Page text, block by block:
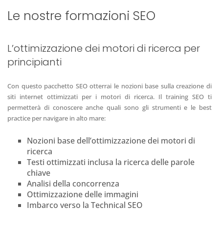
Le nostre formazioni SEO
L’ottimizzazione dei motori di ricerca per
principianti
Con questo pacchetto SEO otterrai le nozioni base sulla creazione di
siti internet ottimizzati per i motori di ricerca. Il training SEO ti
permetterà di conoscere anche quali sono gli strumenti e le best
practice per navigare in alto mare:
Nozioni base dell’ottimizzazione dei motori di
ricerca
Testi ottimizzati inclusa la ricerca delle parole
chiave
Analisi della concorrenza
Ottimizzazione delle immagini
Imbarco verso la Technical SEO